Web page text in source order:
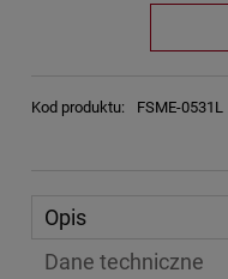
Kod produktu: FSME-0531L
Opis
Dane techniczne